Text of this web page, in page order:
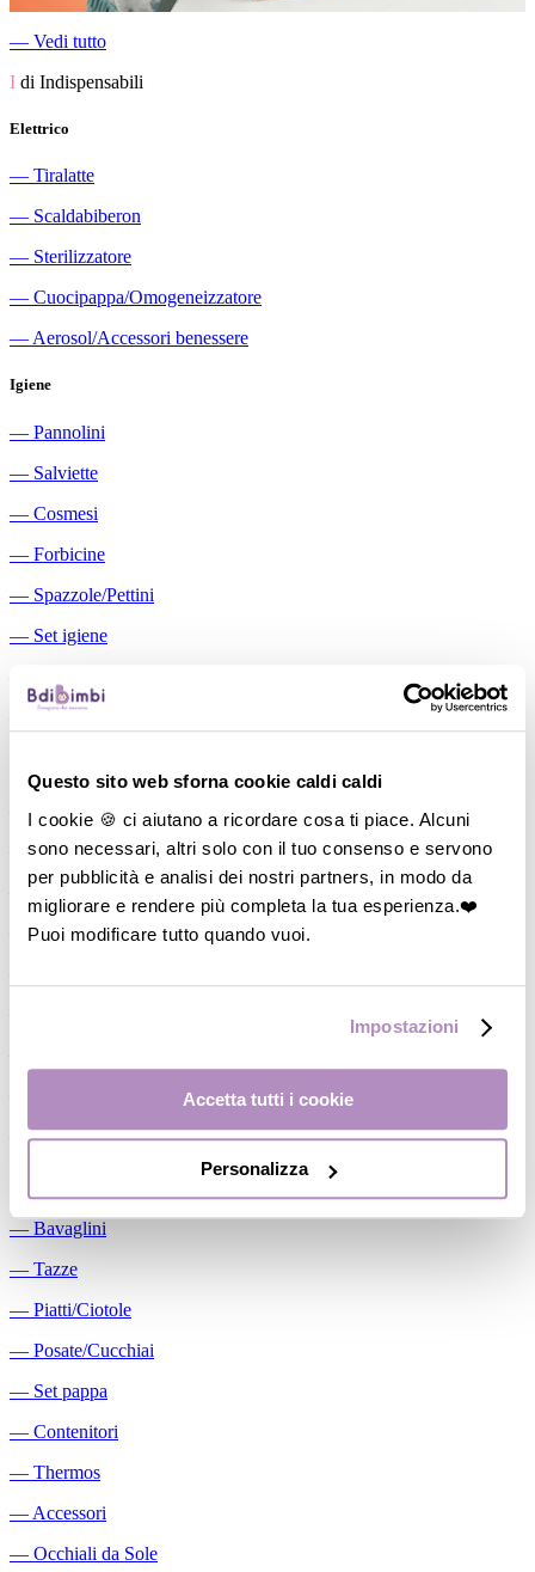
Questo sito web sforna cookie caldi caldi
I cookie 🍪 ci aiutano a ricordare cosa ti piace. Alcuni
sono necessari, altri solo con il tuo consenso e servono
per pubblicità e analisi dei nostri partners, in modo da
migliorare e rendere più completa la tua esperienza.❤️
Puoi modificare tutto quando vuoi.
Impostazioni
Accetta tutti i cookie
Personalizza
― Vedi tutto
I di Indispensabili
Elettrico
― Tiralatte
― Scaldabiberon
― Sterilizzatore
― Cuocipappa/Omogeneizzatore
― Aerosol/Accessori benessere
Igiene
― Pannolini
― Salviette
― Cosmesi
― Forbicine
― Spazzole/Pettini
― Set igiene
Aspiratori nasali manuali
―
Cuscini allattamento
―Biberon
―
Tettarelle
―Succhietti
Conservalatte Materno
―Massaggiagengive
― Bavaglini
― Tazze
― Piatti/Ciotole
― Posate/Cucchiai
― Set pappa
― Contenitori
― Thermos
― Accessori
― Occhiali da Sole